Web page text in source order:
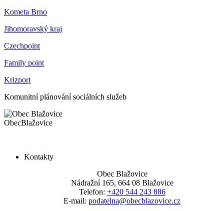
Kometa Brno
Jihomoravský kraj
Czechpoint
Family point
Krizport
Komunitní plánování sociálních služeb
ObecBlažovice
Kontakty
Obec Blažovice
Nádražní 165, 664 08 Blažovice
Telefon: +420 544 243 886
E-mail: podatelna@obecblazovice.cz